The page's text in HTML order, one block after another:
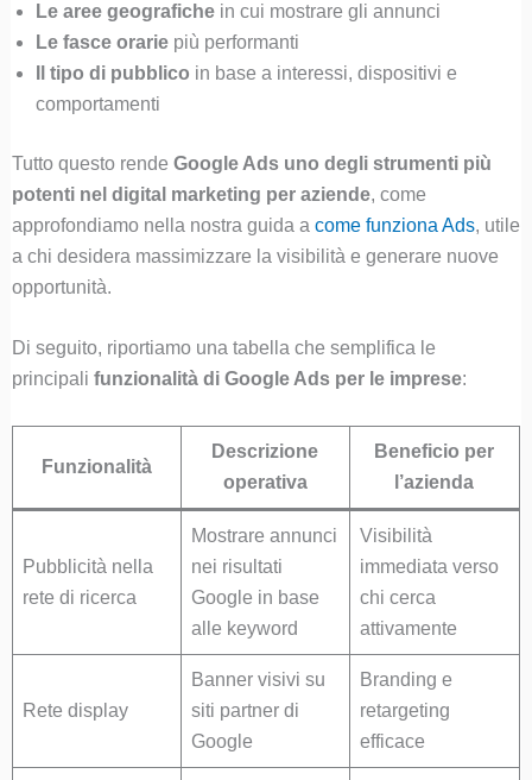
Le aree geografichein cui mostrare gli annunci
Le fasce orariepiù performanti
Il tipo di pubblico in base a interessi, dispositivi e
comportamenti
Tutto questo rende Google Ads uno degli strumenti più
potenti nel digital marketing per aziende, come
approfondiamo nella nostra guida a come funziona Ads, utile
a chi desidera massimizzare la visibilità e generare nuove
opportunità.
Di seguito, riportiamo una tabella che semplifica le
principali funzionalità di Google Ads per le imprese:
Funzionalità
Descrizione
operativa
Beneficio per
l’azienda
Pubblicità nella
rete di ricerca
Mostrare annunci
nei risultati
Google in base
alle keyword
Visibilità
immediata verso
chi cerca
attivamente
Rete display
Banner visivi su
siti partner di
Google
Branding e
retargeting
efficace